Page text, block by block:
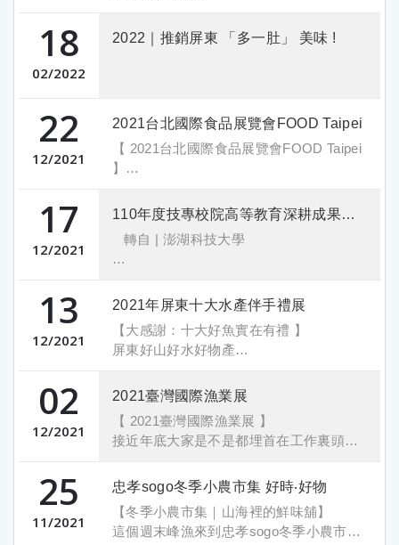
但今天峰漁暖烘烘
因為有南投的朋友們到訪~~
青農朋友們
堅持理念和精神才是最難能可貴的!!
18
02 2022
2022｜推銷屏東 「多一肚」 美味 !
22
12 2021
2021台北國際食品展覽會FOOD Taipei
【 2021台北國際食品展覽會FOOD Taipei
】
聖誕快樂！
今天最後一天峰漁在南港展覽館二館陪你
過聖誕節哦！
12/22（三）~12/25（六）2021台北國際
食品展覽會 在南港展覽館二館盛大開展
了！ 今天開放民眾入場參觀～鱸魚四寶在
現場也有小小優惠等著你哦
欲知詳情請至南港展覽館二館四樓S0502-
05現場等你哦 !
展場資訊
2021.12.22~2021.12.25
南港展覽館2館4樓
S0502-05 峰漁
17
12 2021
110年度技專校院高等教育深耕成果發表會
轉自 | 澎湖科技大學
公布日期：2021-12-17
國立澎湖科技大學在12月15日（三）早上
13
12 2021
2021年屏東十大水產伴手禮展
【大感謝：十大好魚實在有禮 】
屏東好山好水好物產
2021年屏東十大水產伴手禮展，週末在高
雄新光三越展示會大成功
們玩的大家
與峰漁一起辛苦擺攤的小農也辛苦了～
跨年要見老朋友的伴手禮應該都買齊了
吧！沒買到也沒關係，峰漁後續在台北也
有展覽唷！會再釋出展覽資訊，請持續關
注我們！
02
12 2021
2021臺灣國際漁業展
【 2021臺灣國際漁業展 】
接近年底大家是不是都埋首在工作裏頭
呢？ 偷偷告訴你一個外出走走的機會!
#2021臺灣國際漁業展 12/2（四）
~12/4（六）在南港展覽館二館盛大開展
了！ 是該出門來晃晃了吧～ 明天神秘嘉
賓也會時不時出現在現場，想遇到明天就
25
11 2021
忠孝sogo冬季小農市集 好時‧好物
【冬季小農市集｜山海裡的鮮味舖】
這個週末峰漁來到忠孝sogo冬季小農市集